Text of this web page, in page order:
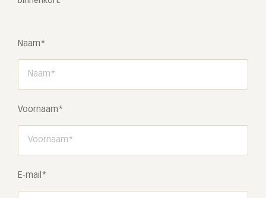
Naam*
Voornaam*
E-mail*